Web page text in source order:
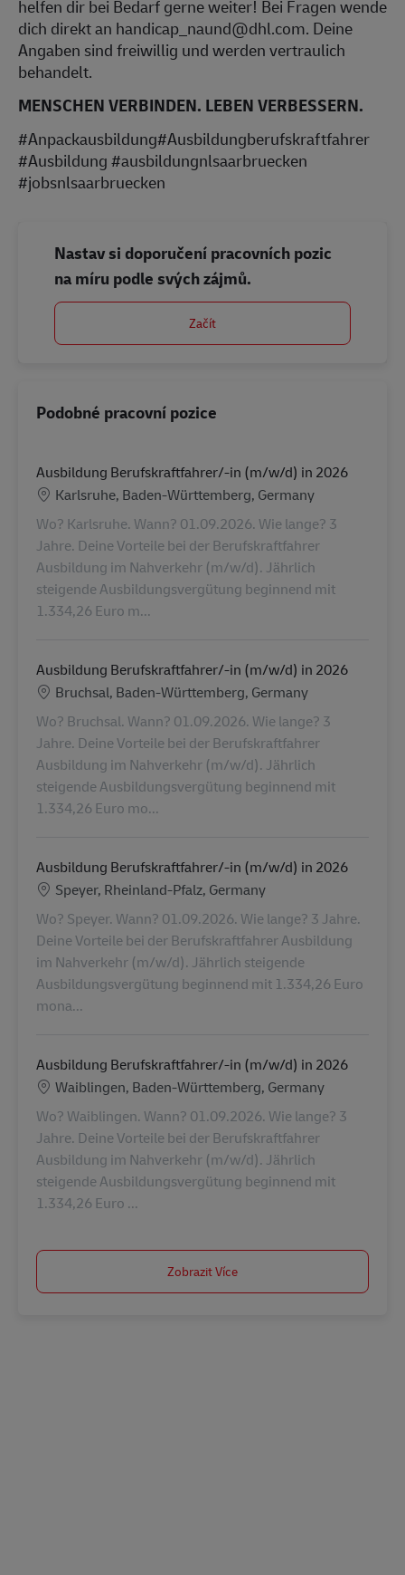
helfen dir bei Bedarf gerne weiter! Bei Fragen wende
dich direkt an handicap_naund@dhl.com. Deine
Angaben sind freiwillig und werden vertraulich
behandelt.
MENSCHEN VERBINDEN. LEBEN VERBESSERN.
#Anpackausbildung#Ausbildungberufskraftfahrer
#Ausbildung #ausbildungnlsaarbruecken
#jobsnlsaarbruecken
Nastav si doporučení pracovních pozic
na míru podle svých zájmů.
Začít
Podobné pracovní pozice
Ausbildung Berufskraftfahrer/-in (m/w/d) in 2026
Location
Karlsruhe, Baden-Württemberg, Germany
Wo? Karlsruhe. Wann? 01.09.2026. Wie lange? 3
Jahre. Deine Vorteile bei der Berufskraftfahrer
Ausbildung im Nahverkehr (m/w/d). Jährlich
steigende Ausbildungsvergütung beginnend mit
1.334,26 Euro m...
Ausbildung Berufskraftfahrer/-in (m/w/d) in 2026
Location
Bruchsal, Baden-Württemberg, Germany
Wo? Bruchsal. Wann? 01.09.2026. Wie lange? 3
Jahre. Deine Vorteile bei der Berufskraftfahrer
Ausbildung im Nahverkehr (m/w/d). Jährlich
steigende Ausbildungsvergütung beginnend mit
1.334,26 Euro mo...
Ausbildung Berufskraftfahrer/-in (m/w/d) in 2026
Location
Speyer, Rheinland-Pfalz, Germany
Wo? Speyer. Wann? 01.09.2026. Wie lange? 3 Jahre.
Deine Vorteile bei der Berufskraftfahrer Ausbildung
im Nahverkehr (m/w/d). Jährlich steigende
Ausbildungsvergütung beginnend mit 1.334,26 Euro
mona...
Ausbildung Berufskraftfahrer/-in (m/w/d) in 2026
Location
Waiblingen, Baden-Württemberg, Germany
Wo? Waiblingen. Wann? 01.09.2026. Wie lange? 3
Jahre. Deine Vorteile bei der Berufskraftfahrer
Ausbildung im Nahverkehr (m/w/d). Jährlich
steigende Ausbildungsvergütung beginnend mit
1.334,26 Euro ...
Zobrazit Více